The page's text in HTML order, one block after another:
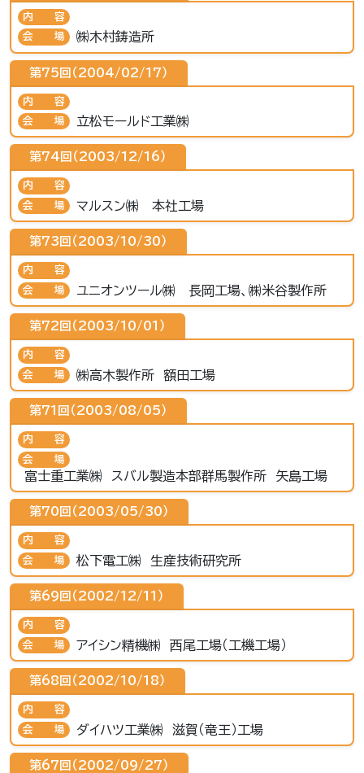
内容
会場
㈱木村鋳造所
第75回（2004/02/17）
内容
会場
立松モールド工業㈱
第74回（2003/12/16）
内容
会場
マルスン㈱ 本社工場
第73回（2003/10/30）
内容
会場
ユニオンツール㈱ 長岡工場、㈱米谷製作所
第72回（2003/10/01）
内容
会場
㈱高木製作所 額田工場
第71回（2003/08/05）
内容
会場
富士重工業㈱ スバル製造本部群馬製作所 矢島工場
第70回（2003/05/30）
内容
会場
松下電工㈱ 生産技術研究所
第69回（2002/12/11）
内容
会場
アイシン精機㈱ 西尾工場（工機工場）
第68回（2002/10/18）
内容
会場
ダイハツ工業㈱ 滋賀（竜王）工場
第67回（2002/09/27）